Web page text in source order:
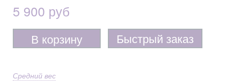
5 900 руб
В корзину Быстрый заказ
Средний вес